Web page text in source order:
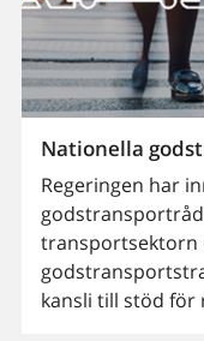
Nationella
Regeringen har
transportsektorn
kansli till stöd för